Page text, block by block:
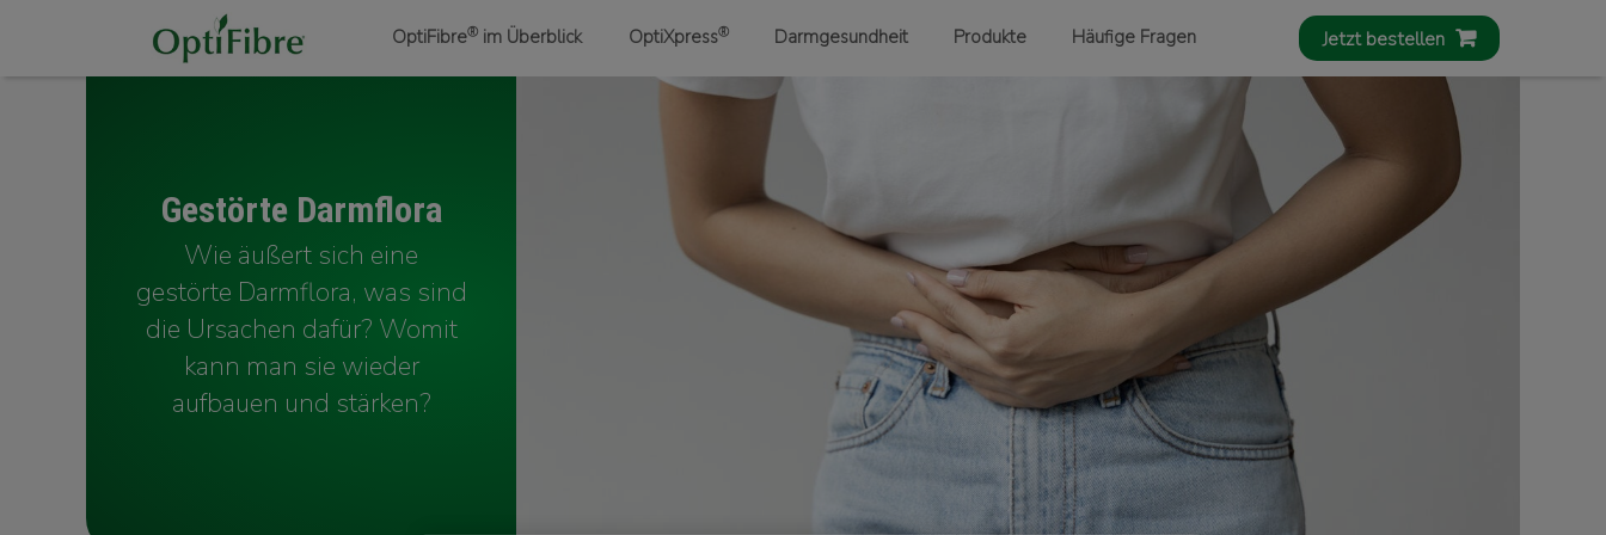
OptiFibre® im Überblick​ OptiXpress® Darmgesundheit Produkte​ Häufige Fragen​ Jetzt bestellen
Gestörte Darmflora
Wie äußert sich eine
gestörte Darmflora, was sind
die Ursachen dafür? Womit
kann man sie wieder
aufbauen und stärken?